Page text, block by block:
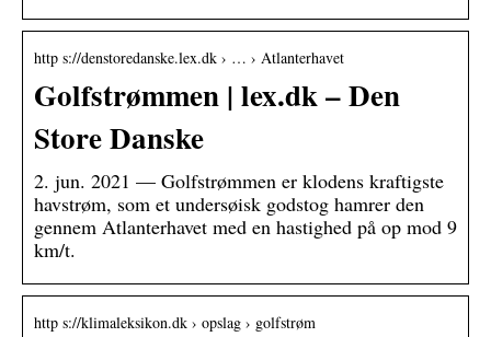
http s://denstoredanske.lex.dk › … › Atlanterhavet
Golfstrømmen | lex.dk – Den
Store Danske
2. jun. 2021 — Golfstrømmen er klodens kraftigste
havstrøm, som et undersøisk godstog hamrer den
gennem Atlanterhavet med en hastighed på op mod 9
km/t.
http s://klimaleksikon.dk › opslag › golfstrøm